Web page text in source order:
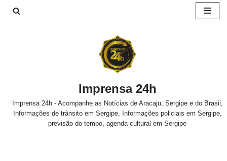
Imprensa 24h
Imprensa 24h - Acompanhe as Notícias de Aracaju, Sergipe e do Brasil,
Informações de trânsito em Sergipe, Informações policiais em Sergipe,
previsão do tempo, agenda cultural em Sergipe